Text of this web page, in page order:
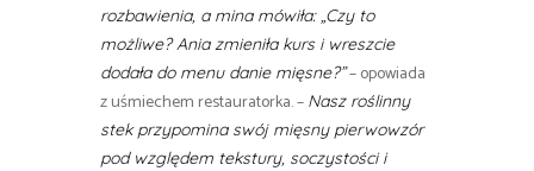
rozbawienia, a mina mówiła: „Czy to
możliwe? Ania zmieniła kurs i wreszcie
dodała do menu danie mięsne?”– opowiada
z uśmiechem restauratorka. – Nasz roślinny
stek przypomina swój mięsny pierwowzór
pod względem tekstury, soczystości i